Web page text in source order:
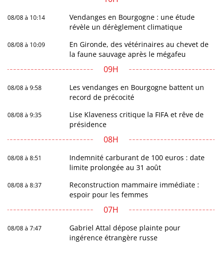
08/08 à 10:14
Vendanges en Bourgogne : une étude
révèle un dérèglement climatique
08/08 à 10:09
En Gironde, des vétérinaires au chevet de
la faune sauvage après le mégafeu
09H
08/08 à 9:58
Les vendanges en Bourgogne battent un
record de précocité
08/08 à 9:35
Lise Klaveness critique la FIFA et rêve de
présidence
08H
08/08 à 8:51
Indemnité carburant de 100 euros : date
limite prolongée au 31 août
08/08 à 8:37
Reconstruction mammaire immédiate :
espoir pour les femmes
07H
08/08 à 7:47
Gabriel Attal dépose plainte pour
ingérence étrangère russe